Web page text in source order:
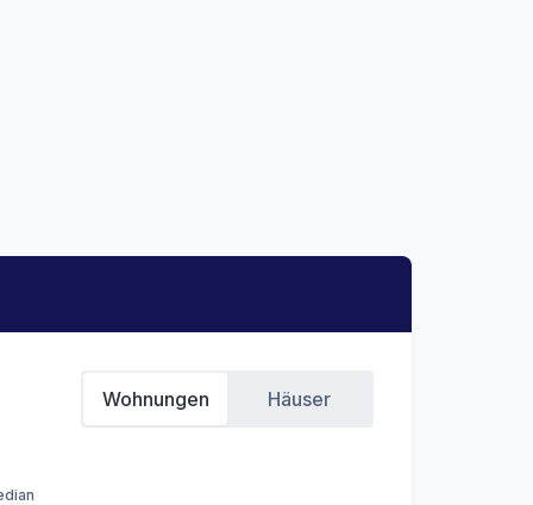
Wohnungen Häuser